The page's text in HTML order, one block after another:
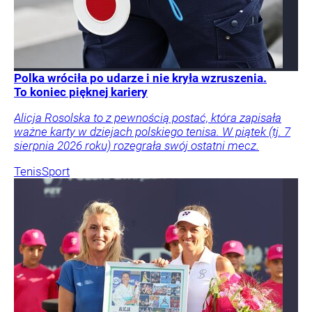
Polka wróciła po udarze i nie kryła wzruszenia.
To koniec pięknej kariery
Alicja Rosolska to z pewnością postać, która zapisała
ważne karty w dziejach polskiego tenisa. W piątek (tj. 7
sierpnia 2026 roku) rozegrała swój ostatni mecz.
TenisSport